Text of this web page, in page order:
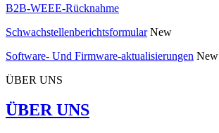
B2B-WEEE-Rücknahme
Schwachstellenberichtsformular New
Software- Und Firmware-aktualisierungen New
ÜBER UNS
ÜBER UNS